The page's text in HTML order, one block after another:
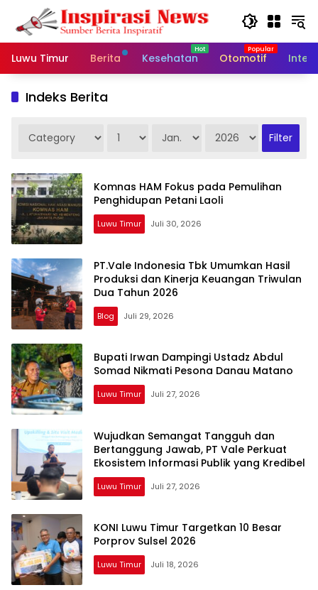
Langsung
konten
Luwu Timur
Berita Kesehatan Otomotif
Indeks Berita
Komnas HAM Fokus pada Pemulihan
Penghidupan Petani Laoli
Luwu Timur Juli 30, 2026
PT.Vale Indonesia Tbk Umumkan Hasil
Produksi dan Kinerja Keuangan Triwulan
Dua Tahun 2026
Blog Juli 29, 2026
Bupati Irwan Dampingi Ustadz Abdul
Somad Nikmati Pesona Danau Matano
Luwu Timur Juli 27, 2026
Wujudkan Semangat Tangguh dan
Bertanggung Jawab, PT Vale Perkuat
Ekosistem Informasi Publik yang Kredibel
Luwu Timur Juli 27, 2026
KONI Luwu Timur Targetkan 10 Besar
Porprov Sulsel 2026
Luwu Timur Juli 18, 2026